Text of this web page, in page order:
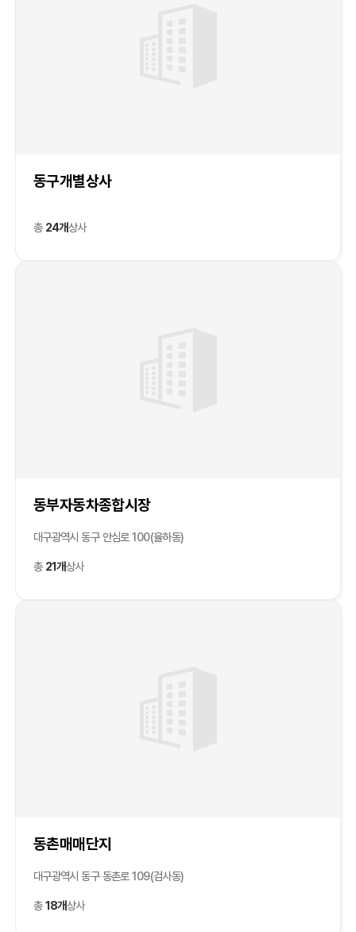
동구개별상사
총 24개상사
동부자동차종합시장
대구광역시 동구 안심로 100(율하동)
총 21개상사
동촌매매단지
대구광역시 동구 동촌로 109(검사동)
총18개상사